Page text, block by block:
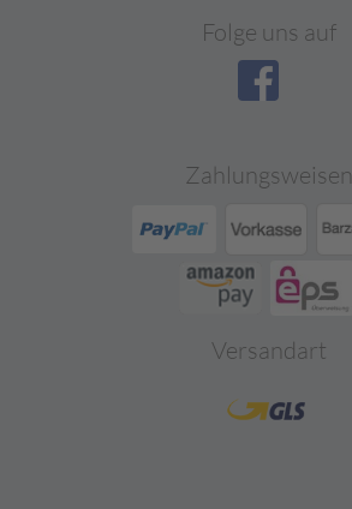
Folge uns auf
Zahlungsweisen
Versandart